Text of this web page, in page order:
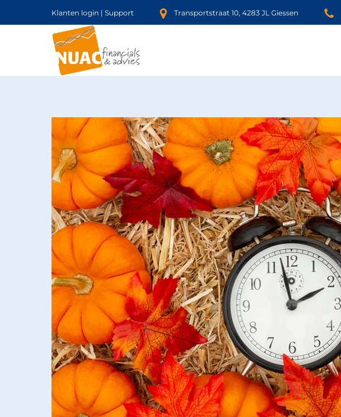
Klanten login | Support Transportstraat 10, 4283 JL Giessen